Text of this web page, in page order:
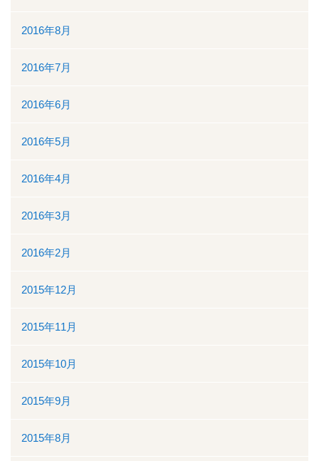
2016年8月
2016年7月
2016年6月
2016年5月
2016年4月
2016年3月
2016年2月
2015年12月
2015年11月
2015年10月
2015年9月
2015年8月